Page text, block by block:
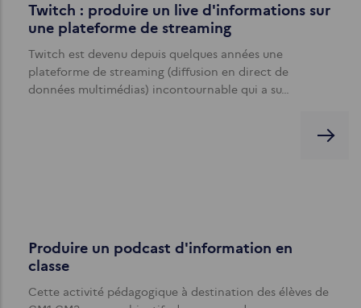
Twitch : produire un live d'informations sur
une plateforme de streaming
Twitch est devenu depuis quelques années une
plateforme de streaming (diffusion en direct de
données multimédias) incontournable qui a su…
Produire un podcast d'information en
classe
Cette activité pédagogique à destination des élèves de